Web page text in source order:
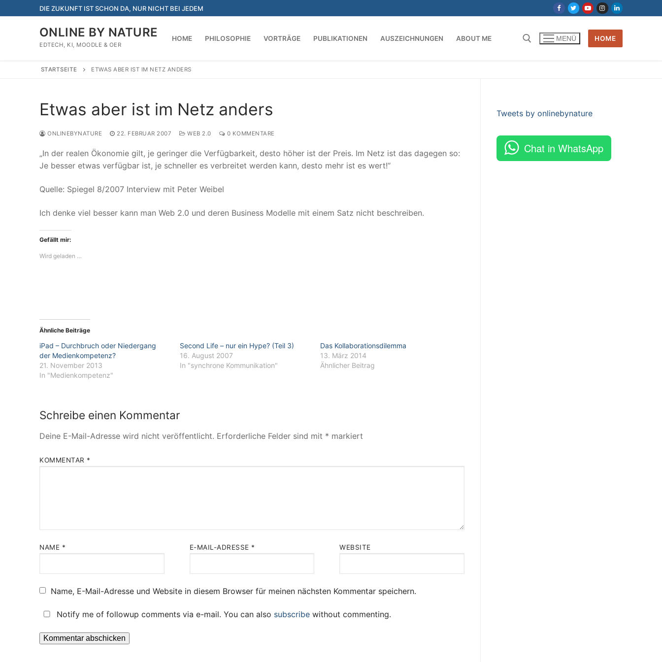
Inhalt
DIE ZUKUNFT IST SCHON DA, NUR NICHT BEI JEDEM
ONLINE BY NATURE
EDTECH, KI, MOODLE & OER
HOME PHILOSOPHIE VORTRÄGE PUBLIKATIONEN AUSZEICHNUNGEN ABOUT ME MENÜ HOME
STARTSEITE ETWAS ABER IST IM NETZ ANDERS
Etwas aber ist im Netz anders
ONLINEBYNATURE 22. FEBRUAR 2007 WEB 2.0 0 KOMMENTARE
„In der realen Ökonomie gilt, je geringer die Verfügbarkeit, desto höher ist der Preis. Im Netz ist das dagegen so:
Je besser etwas verfügbar ist, je schneller es verbreitet werden kann, desto mehr ist es wert!“
Quelle: Spiegel 8/2007 Interview mit Peter Weibel
Ich denke viel besser kann man Web 2.0 und deren Business Modelle mit einem Satz nicht beschreiben.
Gefällt mir:
Wird geladen …
Ähnliche Beiträge
iPad – Durchbruch oder Niedergang
der Medienkompetenz?
21. November 2013
In "Medienkompetenz"
Second Life – nur ein Hype? (Teil 3)
16. August 2007
In "synchrone Kommunikation"
Das Kollaborationsdilemma
13. März 2014
Ähnlicher Beitrag
Schreibe einen Kommentar
Deine E-Mail-Adresse wird nicht veröffentlicht. Erforderliche Felder sind mit * markiert
KOMMENTAR *
NAME * E-MAIL-ADRESSE * WEBSITE
Name, E-Mail-Adresse und Website in diesem Browser für meinen nächsten Kommentar speichern.
Notify me of followup comments via e-mail. You can also subscribe without commenting.
Tweets by onlinebynature
Chat in WhatsApp